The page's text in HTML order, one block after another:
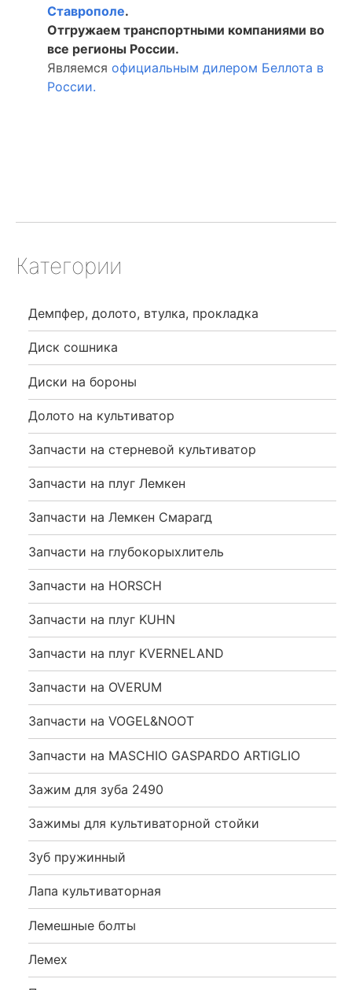
Ставрополе.
Отгружаем транспортными компаниями во
все регионы России.
Являемся официальным дилером Беллота в
России.
Категории
Демпфер, долото, втулка, прокладка
Диск сошника
Диски на бороны
Долото на культиватор
Запчасти на стерневой культиватор
Запчасти на плуг Лемкен
Запчасти на Лемкен Смарагд
Запчасти на глубокорыхлитель
Запчасти на HORSCH
Запчасти на плуг KUHN
Запчасти на плуг KVERNELAND
Запчасти на OVERUM
Запчасти на VOGEL&NOOT
Запчасти на MASCHIO GASPARDO ARTIGLIO
Зажим для зуба 2490
Зажимы для культиваторной стойки
Зуб пружинный
Лапа культиваторная
Лемешные болты
Лемех